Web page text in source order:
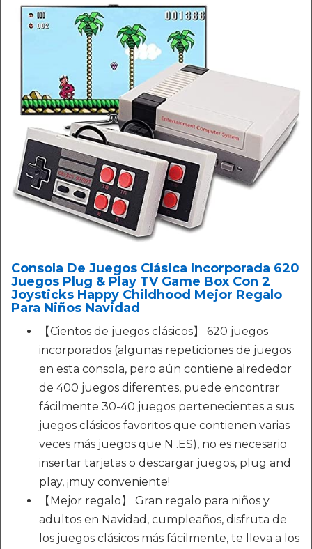
Consola De Juegos Clásica Incorporada 620
Juegos Plug & Play TV Game Box Con 2
Joysticks Happy Childhood Mejor Regalo
Para Niños Navidad
【Cientos de juegos clásicos】 620 juegos
incorporados (algunas repeticiones de juegos
en esta consola, pero aún contiene alrededor
de 400 juegos diferentes, puede encontrar
fácilmente 30-40 juegos pertenecientes a sus
juegos clásicos favoritos que contienen varias
veces más juegos que N .ES), no es necesario
insertar tarjetas o descargar juegos, plug and
play, ¡muy conveniente!
【Mejor regalo】 Gran regalo para niños y
adultos en Navidad, cumpleaños, disfruta de
los juegos clásicos más fácilmente, te lleva a los